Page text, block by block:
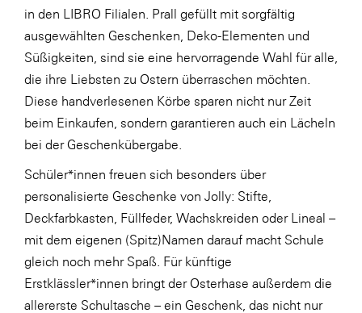
sebamed
SeneCura
SERVICE&MORE
SKINUANCE®
Somfy
Sony DADC
SPIEGLTEC
STIHL Tirol
Trend Micro
TAG GmbH
VALETTA
in den LIBRO Filialen. Prall gefüllt mit sorgfältig
ausgewählten Geschenken, Deko-Elementen und
Süßigkeiten, sind sie eine hervorragende Wahl für alle,
die ihre Liebsten zu Ostern überraschen möchten.
Diese handverlesenen Körbe sparen nicht nur Zeit
beim Einkaufen, sondern garantieren auch ein Lächeln
bei der Geschenkübergabe.
Schüler*innen freuen sich besonders über
personalisierte Geschenke von Jolly: Stifte,
Deckfarbkasten, Füllfeder, Wachskreiden oder Lineal –
mit dem eigenen (Spitz)Namen darauf macht Schule
gleich noch mehr Spaß. Für künftige
Erstklässler*innen bringt der Osterhase außerdem die
allererste Schultasche – ein Geschenk, das nicht nur